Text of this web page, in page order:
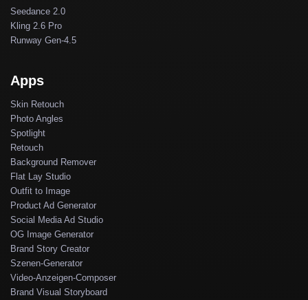
Seedance 2.0
Kling 2.6 Pro
Runway Gen-4.5
Apps
Skin Retouch
Photo Angles
Spotlight
Retouch
Background Remover
Flat Lay Studio
Outfit to Image
Product Ad Generator
Social Media Ad Studio
OG Image Generator
Brand Story Creator
Szenen-Generator
Video-Anzeigen-Composer
Brand Visual Storyboard